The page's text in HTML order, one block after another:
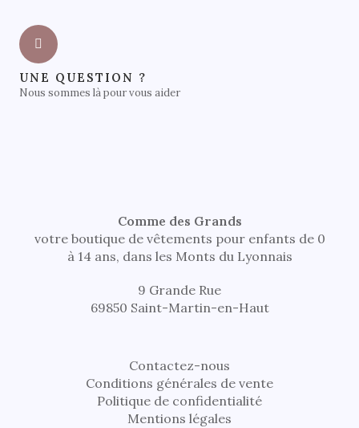
UNE QUESTION ?
Nous sommes là pour vous aider
Comme des Grands
votre boutique de vêtements pour enfants de 0
à 14 ans, dans les Monts du Lyonnais
9 Grande Rue
69850 Saint-Martin-en-Haut
Contactez-nous
Conditions générales de vente
Politique de confidentialité
Mentions légales